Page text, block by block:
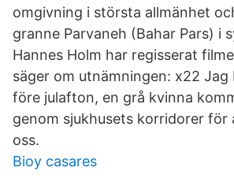
omgivning i största allmänhet
granne Parvaneh (Bahar Pars) i
Hannes Holm har regisserat
säger om utnämningen: x22 Jag
före julafton, en grå kvinna
genom sjukhusets korridorer för
oss.
Bioy casares